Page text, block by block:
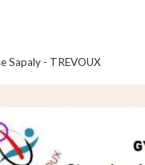
Sapaly - TREVOUX